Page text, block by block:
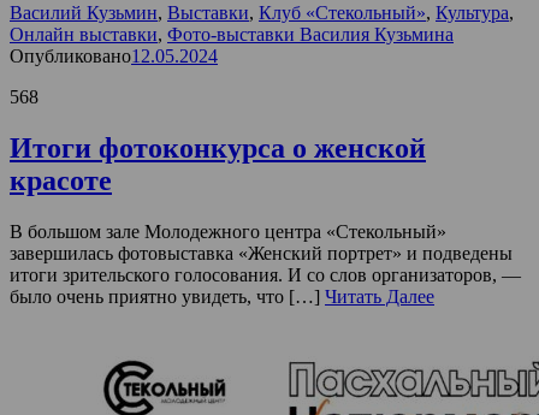
Василий Кузьмин, Выставки, Клуб «Стекольный», Культура,
Онлайн выставки, Фото-выставки Василия Кузьмина
Опубликовано12.05.2024
568
Итоги фотоконкурса о женской
красоте
В большом зале Молодежного центра «Стекольный»
завершилась фотовыставка «Женский портрет» и подведены
итоги зрительского голосования. И со слов организаторов, —
было очень приятно увидеть, что […] Читать Далее